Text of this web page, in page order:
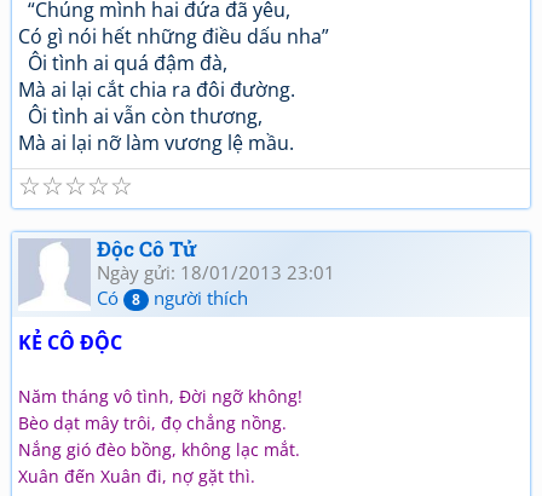
“Chúng mình hai đứa đã yêu,
Có gì nói hết những điều dấu nha”
Ôi tình ai quá đậm đà,
Mà ai lại cắt chia ra đôi đường.
Ôi tình ai vẫn còn thương,
Mà ai lại nỡ làm vương lệ mầu.
☆
☆
☆
☆
☆
Độc Cô Tử
Ngày gửi: 18/01/2013 23:01
Có
8 người thích
KẺ CÔ ĐỘC
Năm tháng vô tình, Đời ngỡ không!
Bèo dạt mây trôi, đọ chẳng nồng.
Nắng gió đèo bồng, không lạc mắt.
Xuân đến Xuân đi, nợ gặt thì.